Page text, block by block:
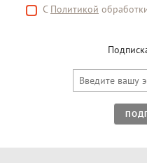
С Политикой